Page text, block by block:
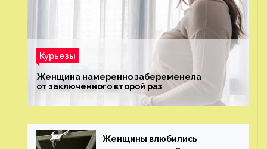
Курьезы
Женщина намеренно забеременела
от заключенного второй раз
Женщины влюбились